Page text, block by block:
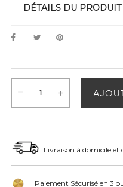
DÉTAILS DU PRODUIT
Livraison à domicile et
Paiement Sécurisé en 3